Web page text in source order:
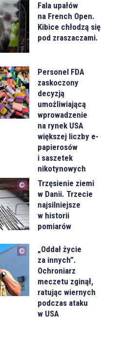
Fala upałów
na French Open.
Kibice chłodzą się
pod zraszaczami.
Personel FDA
zaskoczony
decyzją
umożliwiającą
wprowadzenie
na rynek USA
większej liczby e-
papierosów
i saszetek
nikotynowych
Trzęsienie ziemi
w Danii. Trzecie
najsilniejsze
w historii
pomiarów
„Oddał życie
za innych”.
Ochroniarz
meczetu zginął,
ratując wiernych
podczas ataku
w USA